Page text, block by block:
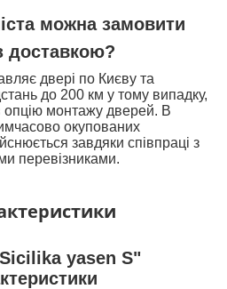
можна замовити
доставкою?
двері по Києву та
до 200 км у тому випадку,
опцію монтажу дверей. В
окупованих
завдяки співпраці з
перевізниками.
yasen S"